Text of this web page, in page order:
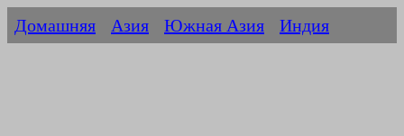
Домашняя Азия Южная Азия Индия